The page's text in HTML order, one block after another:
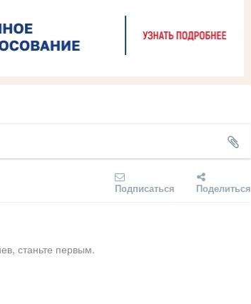
Подписаться Поделиться
станьте первым.